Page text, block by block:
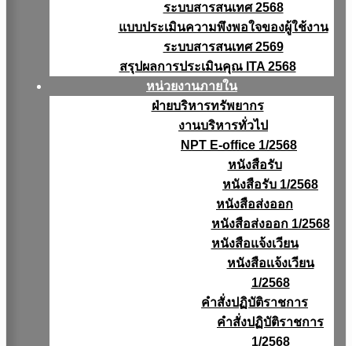
ระบบสารสนเทศ 2568
แบบประเมินความพึงพอใจของผู้ใช้งาน
ระบบสารสนเทศ 2569
สรุปผลการประเมินคุณ ITA 2568
หน่วยงานภายใน
ฝ่ายบริหารทรัพยากร
งานบริหารทั่วไป
NPT E-office 1/2568
หนังสือรับ
หนังสือรับ 1/2568
หนังสือส่งออก
หนังสือส่งออก 1/2568
หนังสือแจ้งเวียน
หนังสือเเจ้งเวียน
1/2568
คำสั่งปฏิบัติราชการ
คำสั่งปฏิบัติราชการ
1/2568